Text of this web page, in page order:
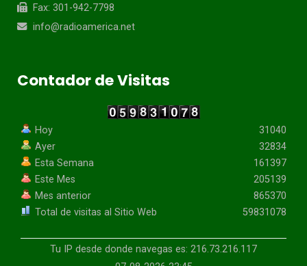
Fax: 301-942-7798
info@radioamerica.net
Contador de Visitas
Hoy
Ayer
Esta Semana
Este Mes
Mes anterior
Total de visitas al Sitio Web
31040
32834
161397
205139
865370
59831078
Tu IP desde donde navegas es: 216.73.216.117